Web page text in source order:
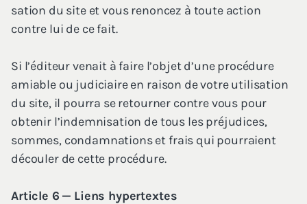
sa­tion du site et vous renon­cez à toute action
contre lui de ce fait.
Si l’é­di­teur venait à faire l’ob­jet d’une pro­cé­dure
amiable ou judi­ciaire en rai­son de votre uti­li­sa­tion
du site, il pour­ra se retour­ner contre vous pour
obte­nir l’in­dem­ni­sa­tion de tous les pré­ju­dices,
sommes, condam­na­tions et frais qui pour­raient
décou­ler de cette procédure.
Article 6 — Liens hyper­textes